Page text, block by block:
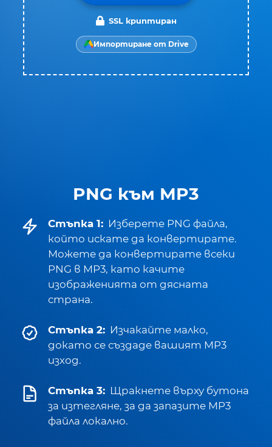
PNG към MP3
Стъпка 1: Изберете PNG файла,
който искате да конвертирате.
Можете да конвертирате всеки
PNG в MP3, като качите
изображенията от дясната
страна.
Стъпка 2: Изчакайте малко,
докато се създаде вашият MP3
изход.
Стъпка 3: Щракнете върху бутона
за изтегляне, за да запазите MP3
файла локално.
SSL криптиран
Импортиране от Drive